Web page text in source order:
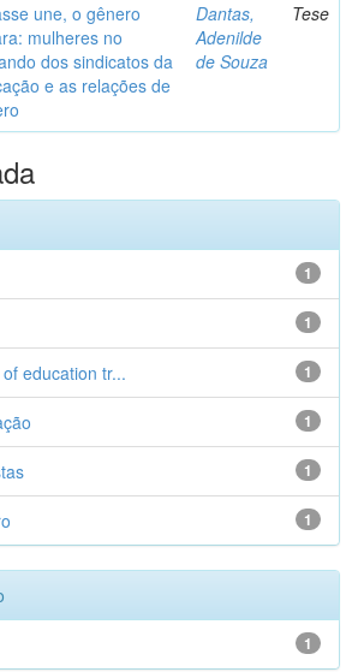
une, o gênero
mulheres no
dos sindicatos da
e as relações de
Dantas,
Adenilde
de Souza
Tese
1
1
1
education tr...
1
1
1
1